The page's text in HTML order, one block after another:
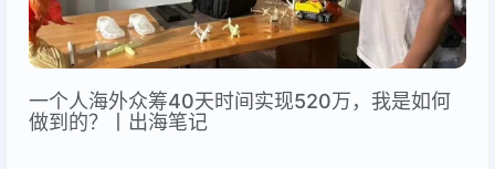
一个人海外众筹40天时间实现520万，我是如何
做到的？丨出海笔记